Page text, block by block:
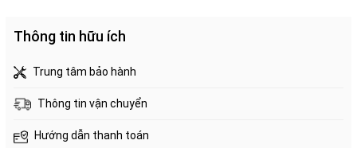
tạo cảm giác êm ái dễ chịu khi thao tác với xe
Trọng lượng: 14kg
Sản xuất 100% theo dây chuyền và tiêu chuẩn Châu Âu
Xuất Xứ: Trung Quốc
Thông tin hữu ích
Trung tâm bảo hành
Thông tin vận chuyển
Hướng dẫn thanh toán